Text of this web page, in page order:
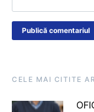
CELE MAI CITITE